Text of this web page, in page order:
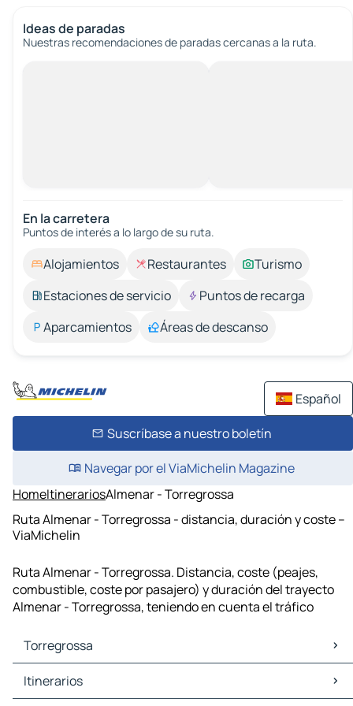
Ideas de paradas
Nuestras recomendaciones de paradas cercanas a la ruta.
En la carretera
Puntos de interés a lo largo de su ruta.
Alojamientos Restaurantes
Turismo
Estaciones de servicio
Puntos de recarga
Aparcamientos
Áreas de descanso
Español
Suscríbase a nuestro boletín
Navegar por el ViaMichelin Magazine
HomeItinerariosAlmenar - Torregrossa
Ruta Almenar - Torregrossa - distancia, duración y coste –
ViaMichelin
Ruta Almenar - Torregrossa. Distancia, coste (peajes,
combustible, coste por pasajero) y duración del trayecto
Almenar - Torregrossa, teniendo en cuenta el tráfico
Torregrossa
Torregrossa Mapas Planos
Torregrossa Trafico
Itinerarios